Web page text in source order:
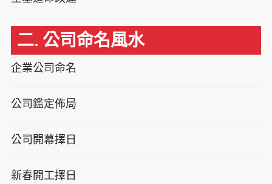
二. 公司命名風水
企業公司命名
公司鑑定佈局
公司開幕擇日
新春開工擇日